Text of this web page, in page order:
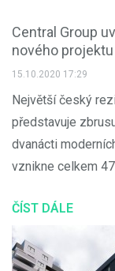
Central Group
nového
15.10.2020 17:29
Největší český
představuje
dvanácti
vznikne celkem
ČÍST DÁLE